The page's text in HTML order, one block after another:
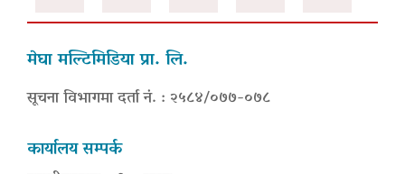
मेघा मल्टिमिडिया प्रा. लि.
सूचना विभागमा दर्ता नं. : २५८४/०७७-०७८
कार्यालय सम्पर्क